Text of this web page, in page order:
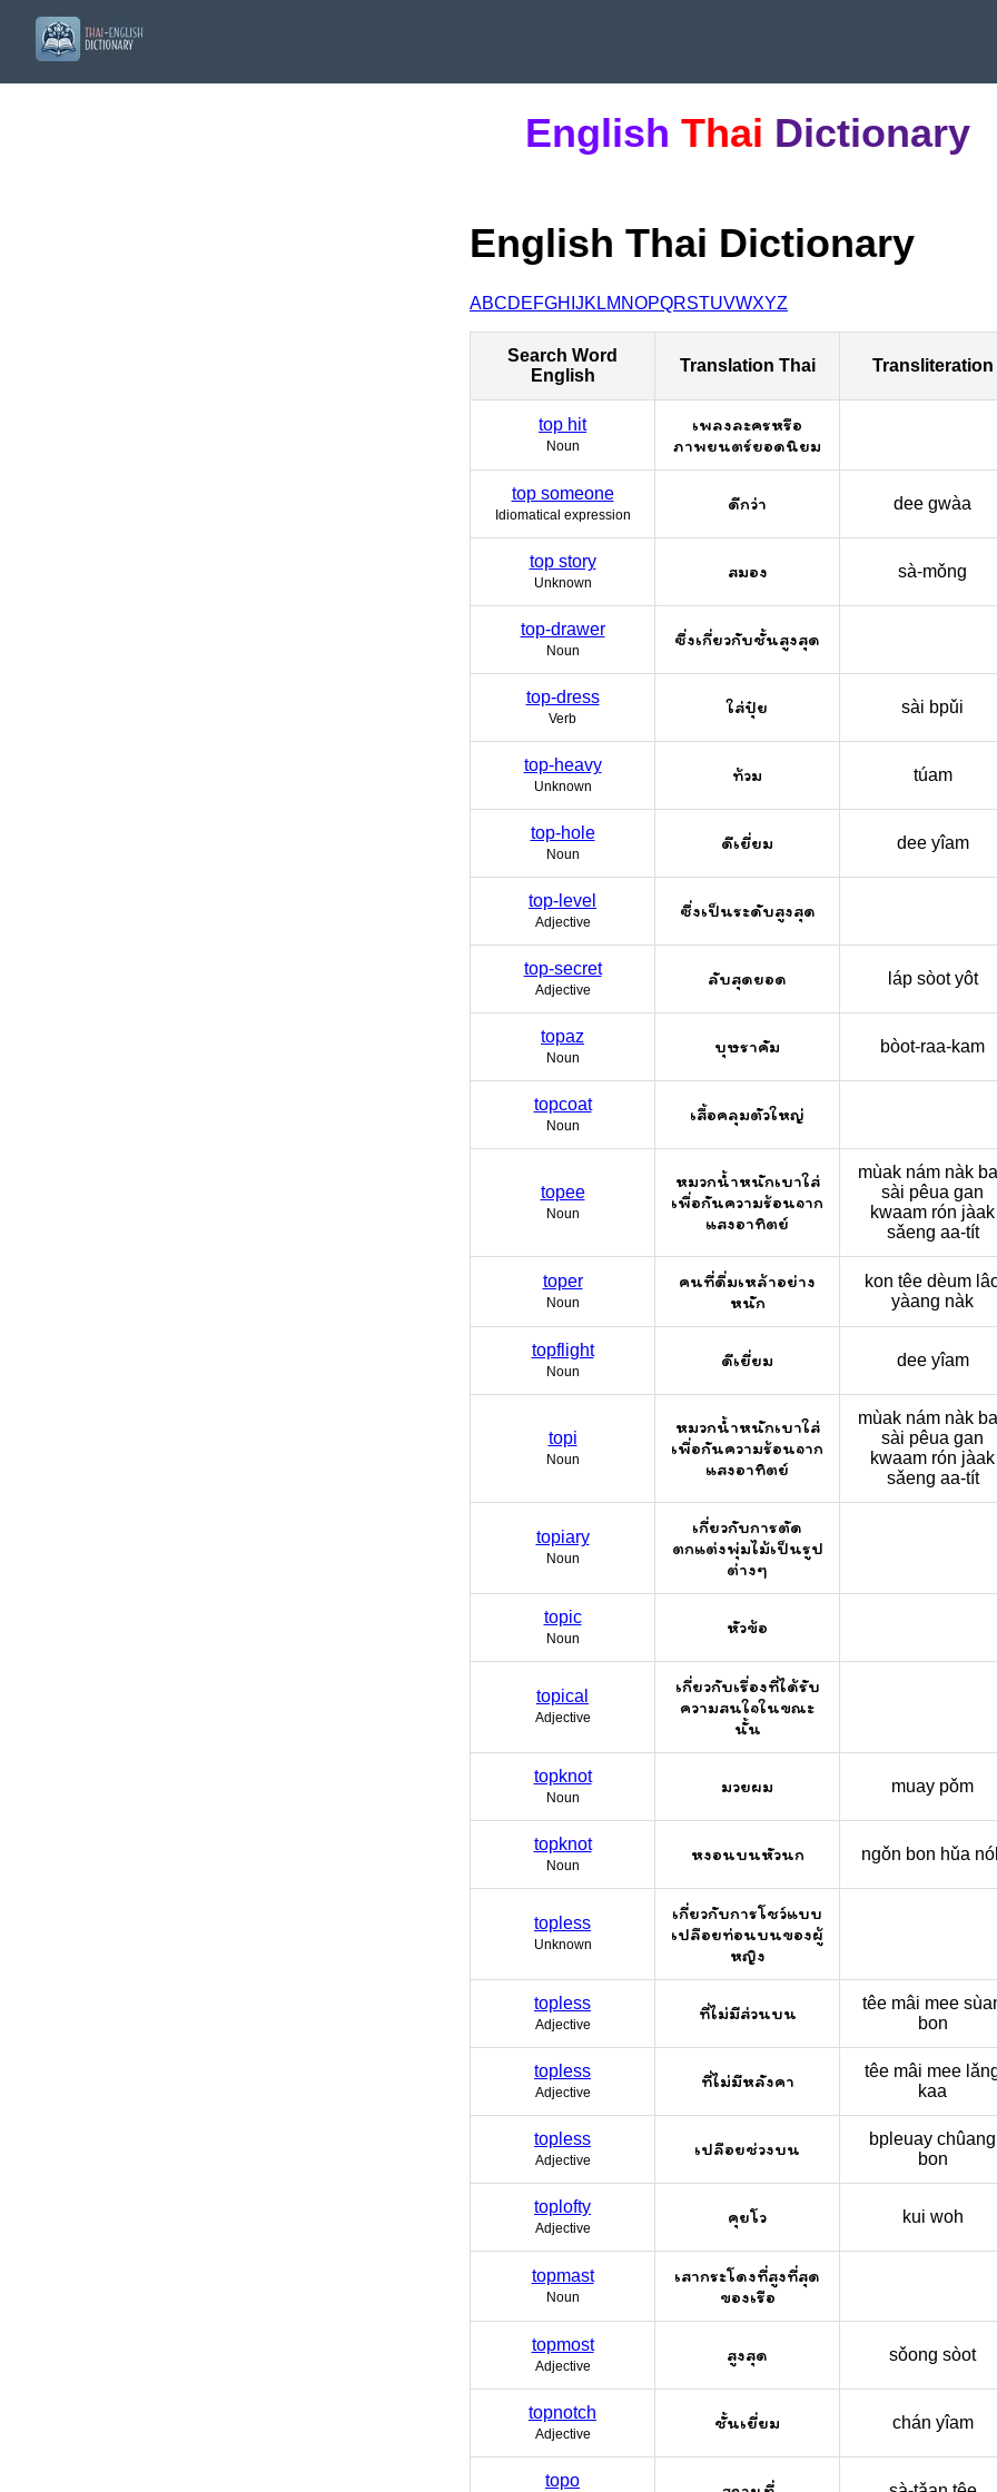
English Thai Dictionary
English Thai Dictionary
ABCDEFGH JK LM NOPQRSTUVWXYZ
Search Word
English
Translation Thai Transliteration
top hit
Noun
เพลงละครหรือ
ภาพยนตร์ยอดนิยม
top someone
Idiomatical expression
ดีกว่า dee gwàa
top story
Unknown
สมอง sà-mǒng
top-drawer
Noun
ซึ่งเกี่ยวกับชั้นสูงสุด
top-dress
Verb
ใส่ปุ๋ย sài bpǔi
top-heavy
Unknown
ท้วม túam
top-hole
Noun
ดีเยี่ยม dee yîam
top-level
Adjective
ซึ่งเป็นระดับสูงสุด
top-secret
Adjective
ลับสุดยอด láp sòot yôt
topaz
Noun
บุษราคัม bòot-raa-kam
topcoat
Noun
เสื้อคลุมตัวใหญ่
topee
Noun
หมวกน้ำหนักเบาใส่
เพื่อกันความร้อนจาก
แสงอาทิตย์
mùak nám nàk
sài pêua gan
kwaam rón jàak
sǎeng aa-tít
toper
Noun
คนที่ดื่มเหล้าอย่าง
หนัก
kon têe dèum
yàang nàk
topflight
Noun
ดีเยี่ยม dee yîam
topi
Noun
หมวกน้ำหนักเบาใส่
เพื่อกันความร้อนจาก
แสงอาทิตย์
mùak nám nàk
sài pêua gan
kwaam rón jàak
sǎeng aa-tít
topiary
Noun
เกี่ยวกับการตัด
ตกแต่งพุ่มไม้เป็นรูป
ต่างๆ
topic
Noun
หัวข้อ
topical
Adjective
เกี่ยวกับเรื่องที่ได้รับ
ความสนใจในขณะ
นั้น
topknot
Noun
มวยผม muay pǒm
topknot
Noun
หงอนบนหัวนก ngǒn bon hǔa
topless
Unknown
เกี่ยวกับการโชว์แบบ
เปลือยท่อนบนของผู้
หญิง
topless
Adjective
ที่ไม่มีส่วนบน
têe mâi mee
bon
topless
Adjective
ที่ไม่มีหลังคา
têe mâi mee
kaa
topless
Adjective
เปลือยช่วงบน
bpleuay chûang
bon
toplofty
Adjective
คุยโว kui woh
topmast
Noun
เสากระโดงที่สูงที่สุด
ของเรือ
topmost
Adjective
สูงสุด sǒong sòot
topnotch
Adjective
ชั้นเยี่ยม chán yîam
topo